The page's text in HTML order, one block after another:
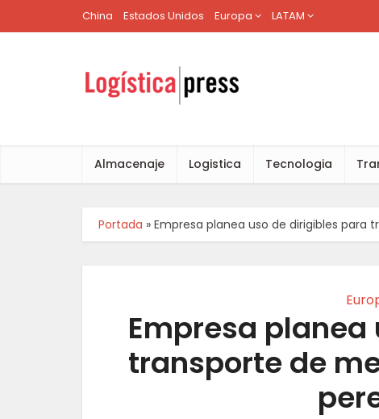
China Estados Unidos Europa LATAM
Almacenaje Logistica Tecnologia
Portada » Empresa planea uso de dirigibles
Empresa
transporte de